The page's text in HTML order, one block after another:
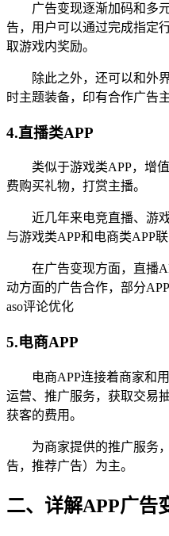
广告变现逐渐加码和多
告，用户可以通过完成指定
取游戏内奖励。
除此之外，还可以和外
时主题装备，印有合作广告
4.直播类APP
类似于游戏类APP，增
费购买礼物，打赏主播。
近几年来电竞直播、游
与游戏类APP和电商类APP
在广告变现方面，直播
动方面的广告合作，部分
aso评论优化
5.电商APP
电商APP连接着商家和
运营、推广服务，获取交易
获客的费用。
为商家提供的推广服务
告，推荐广告）为主。
二、详解APP广告